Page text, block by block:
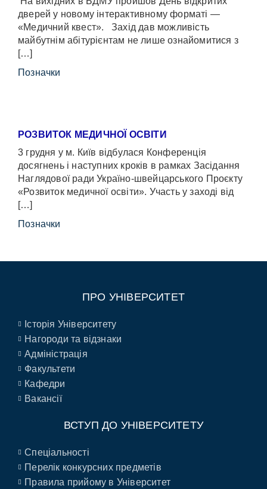
дверей у новому інтерактивному форматі —
«Медичний квест». Захід дав можливість
майбутнім абітурієнтам не лише ознайомитися з
[…]
Позначки
РОЗВИТОК МЕДИЧНОЇ ОСВІТИ
3 грудня у м. Київ відбулася Конференція
досягнень і наступних кроків в рамках Засідання
Наглядової ради Україно-швейцарського Проєкту
«Розвиток медичної освіти». Участь у заході від
[…]
Позначки
ПРО УНІВЕРСИТЕТ
Історія Університету
Нагороди та відзнаки
Адміністрація
Факультети
Кафедри
Вакансії
ВСТУП ДО УНІВЕРСИТЕТУ
Спеціальності
Перелік конкурсних предметів
Правила прийому в Університет